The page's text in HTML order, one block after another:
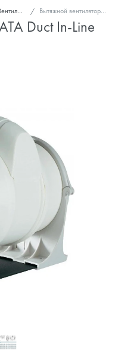
вытяжные Вытяжной вентилятор CATA Duct In-Line 200/910
Duct In-Line